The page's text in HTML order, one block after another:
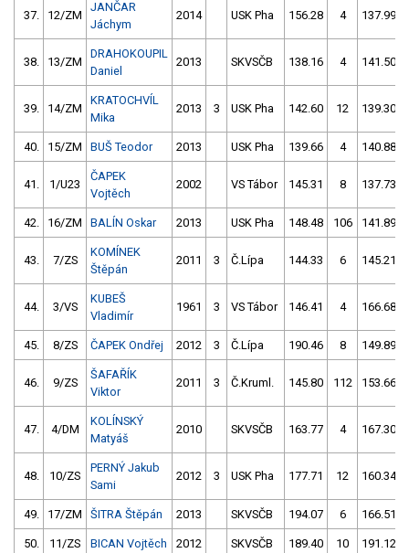
37. 12/ZM
JANČAR
Jáchym
2014 USK Pha 156.28 4 137.99
38. 13/ZM
DRAHOKOUPIL
Daniel
2013 SKVSČB 138.16 4 141.50
39. 14/ZM
KRATOCHVÍL
Mika
2013 3 USK Pha 142.60 12 139.30
40. 15/ZM BUŠ Teodor 2013 USK Pha 139.66 4 140.88
41. 1/U23
ČAPEK
Vojtěch
2002 VS Tábor 145.31 8 137.73
42. 16/ZM BALÍN Oskar 2013 USK Pha 148.48 106 141.89
43. 7/ZS
KOMÍNEK
Štěpán
2011 3 Č.Lípa 144.33 6 145.21
44. 3/VS
KUBEŠ
Vladimír
1961 3 VS Tábor 146.41 4 166.68
45. 8/ZS ČAPEK Ondřej 2012 3 Č.Lípa 190.46 8 149.89
46. 9/ZS
ŠAFAŘÍK
Viktor
2011 3 Č.Kruml. 145.80 112 153.66
47. 4/DM
KOLÍNSKÝ
Matyáš
2010 SKVSČB 163.77 4 167.30
48. 10/ZS
PERNÝ Jakub
Sami
2012 3 USK Pha 177.71 12 160.34
49. 17/ZM ŠITRA Štěpán 2013 SKVSČB 194.07 6 166.51
50. 11/ZS BICAN Vojtěch 2012 SKVSČB 189.40 10 191.12